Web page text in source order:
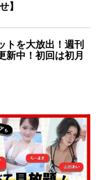
】
トを大放出！週刊
新中！初回は初月